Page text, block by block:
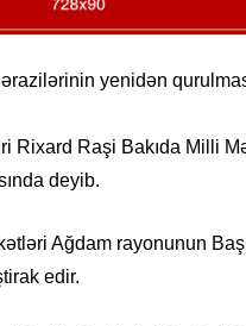
yenidən
Rixard Raşi Bakıda Milli
deyib.
Ağdam rayonunun
edir.